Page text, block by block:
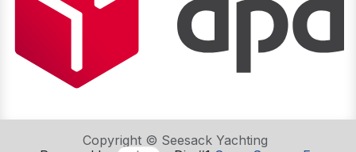
Copyright © Seesack Yachting